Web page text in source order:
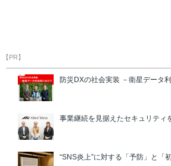
【PR】
防災DXの社会実装 －衛星データ
事業継続を見据えたセキュリティ
“SNS炎上”に対する「予防」と「